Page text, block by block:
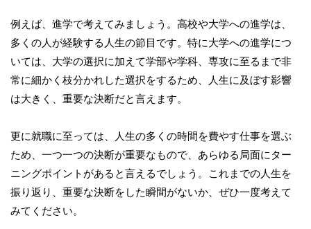
例えば、進学で考えてみましょう。高校や大学への進学は、
多くの人が経験する人生の節目です。特に大学への進学につ
いては、大学の選択に加えて学部や学科、専攻に至るまで非
常に細かく枝分かれした選択をするため、人生に及ぼす影響
は大きく、重要な決断だと言えます。
更に就職に至っては、人生の多くの時間を費やす仕事を選ぶ
ため、一つ一つの決断が重要なもので、あらゆる局面にター
ニングポイントがあると言えるでしょう。これまでの人生を
振り返り、重要な決断をした瞬間がないか、ぜひ一度考えて
みてください。